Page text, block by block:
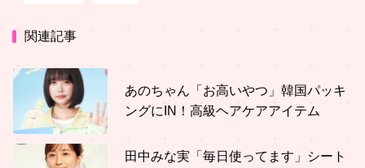
関連記事
あのちゃん「お高いやつ」韓国パッキ
ングにIN！高級ヘアケアアイテム
田中みな実「毎日使ってます」シート